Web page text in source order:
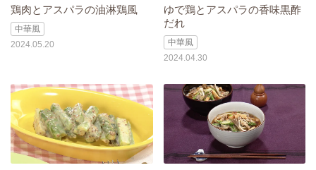
鶏肉とアスパラの油淋鶏風
中華風
2024.05.20
ゆで鶏とアスパラの香味黒酢
だれ
中華風
2024.04.30